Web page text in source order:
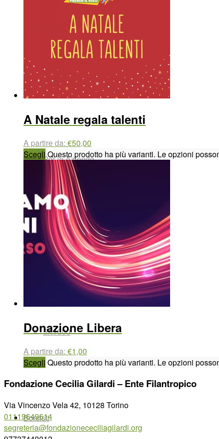
Fai una donazione
Per le Aziende
Lasciti e testamenti
5X1000
Borsisti
A Natale regala talenti
A partire da: €50,00
ScegliQuesto prodotto ha più varianti. Le opzioni
Donazione Libera
A partire da: €1,00
Scegli Questo prodotto ha più varianti. Le opzioni
Fondazione Cecilia Gilardi – Ente Filantropico
Via Vincenzo Vela 42, 10128 Torino
01119649614
segreteria@fondazionececiliagilardi.org